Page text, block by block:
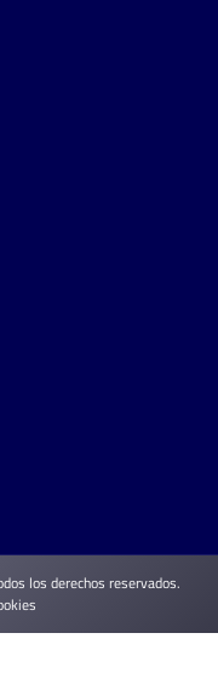
los derechos reservados.